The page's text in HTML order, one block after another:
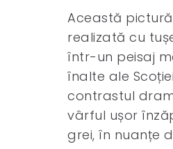
Această
realizată cu
într-un peisaj
înalte ale
contrastul
vârful ușor
grei, în nuanțe